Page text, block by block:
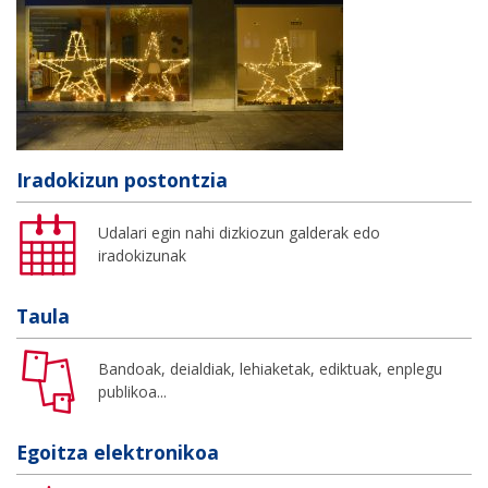
Iradokizun postontzia
Udalari egin nahi dizkiozun galderak edo
iradokizunak
Taula
Bandoak, deialdiak, lehiaketak, ediktuak, enplegu
publikoa...
Egoitza elektronikoa